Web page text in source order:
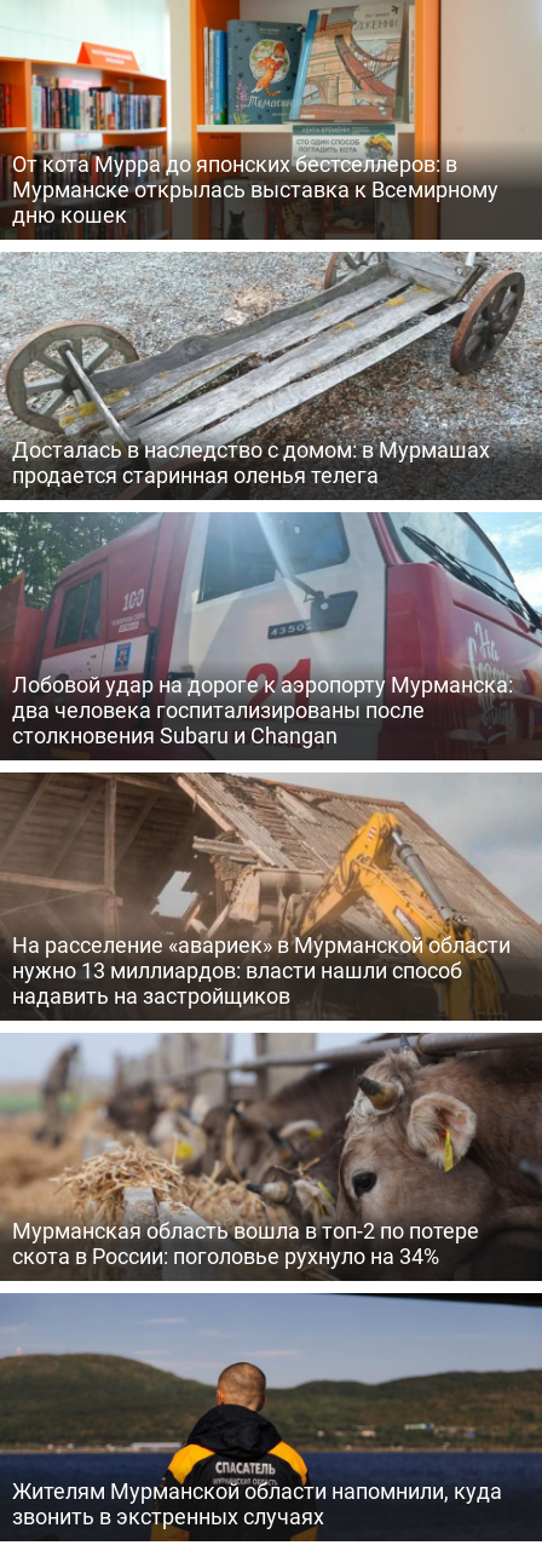
От кота Мурра до японских бестселлеров: в
Мурманске открылась выставка к Всемирному
дню кошек
Досталась в наследство с домом: в Мурмашах
продается старинная оленья телега
Лобовой удар на дороге к аэропорту Мурманска:
два человека госпитализированы после
столкновения Subaru и Changan
На расселение «авариек» в Мурманской области
нужно 13 миллиардов: власти нашли способ
надавить на застройщиков
Мурманская область вошла в топ-2 по потере
скота в России: поголовье рухнуло на 34%
Жителям Мурманской области напомнили, куда
звонить в экстренных случаях